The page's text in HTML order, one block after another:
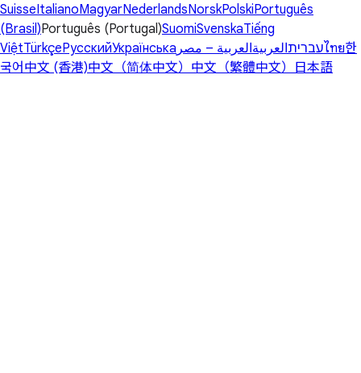
SuisseItalianoMagyarNederlandsNorskPolskiPortuguês
(Brasil)Português (Portugal)SuomiSvenskaTiếng
ViệtTürkçeРусскийУкраїнська עבריתالعربيةالعربية – مصر ไทย한
국어 中文 (香港)中文（简体中文） 中文（繁體中文） 日本語